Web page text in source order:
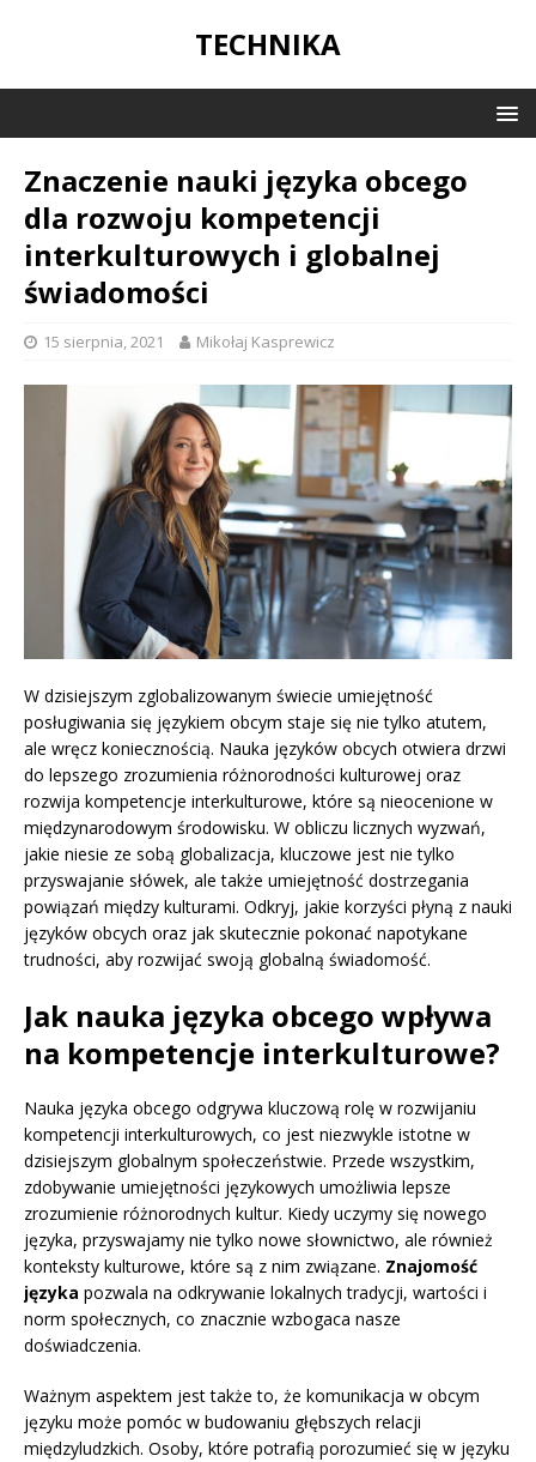
TECHNIKA
Znaczenie nauki języka obcego
dla rozwoju kompetencji
interkulturowych i globalnej
świadomości
15 sierpnia, 2021 Mikołaj Kasprewicz
W dzisiejszym zglobalizowanym świecie umiejętność
posługiwania się językiem obcym staje się nie tylko atutem,
ale wręcz koniecznością. Nauka języków obcych otwiera drzwi
do lepszego zrozumienia różnorodności kulturowej oraz
rozwija kompetencje interkulturowe, które są nieocenione w
międzynarodowym środowisku. W obliczu licznych wyzwań,
jakie niesie ze sobą globalizacja, kluczowe jest nie tylko
przyswajanie słówek, ale także umiejętność dostrzegania
powiązań między kulturami. Odkryj, jakie korzyści płyną z nauki
języków obcych oraz jak skutecznie pokonać napotykane
trudności, aby rozwijać swoją globalną świadomość.
Jak nauka języka obcego wpływa
na kompetencje interkulturowe?
Nauka języka obcego odgrywa kluczową rolę w rozwijaniu
kompetencji interkulturowych, co jest niezwykle istotne w
dzisiejszym globalnym społeczeństwie. Przede wszystkim,
zdobywanie umiejętności językowych umożliwia lepsze
zrozumienie różnorodnych kultur. Kiedy uczymy się nowego
języka, przyswajamy nie tylko nowe słownictwo, ale również
konteksty kulturowe, które są z nim związane. Znajomość
języka pozwala na odkrywanie lokalnych tradycji, wartości i
norm społecznych, co znacznie wzbogaca nasze
doświadczenia.
Ważnym aspektem jest także to, że komunikacja w obcym
języku może pomóc w budowaniu głębszych relacji
międzyludzkich. Osoby, które potrafią porozumieć się w języku